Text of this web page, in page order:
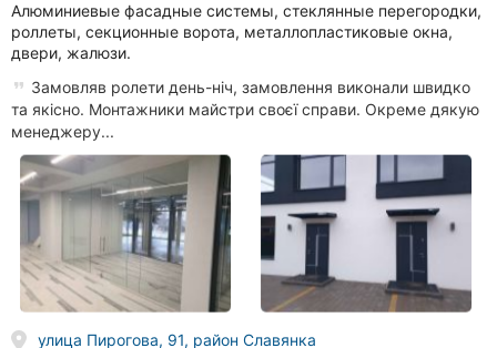
Алюминиевые фасадные системы, стеклянные перегородки,
роллеты, секционные ворота, металлопластиковые окна,
двери, жалюзи.
Замовляв ролети день-ніч, замовлення виконали швидко
та якісно. Монтажники майстри своєї справи. Окреме дякую
менеджеру...
улица Пирогова, 91, район Славянка